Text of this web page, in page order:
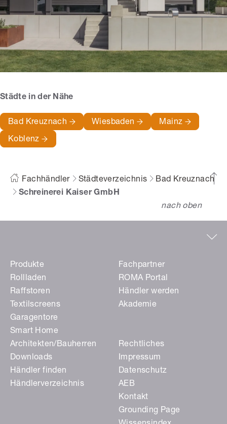
Städte in der Nähe
Bad Kreuznach Wiesbaden Mainz
Koblenz
Fachhändler Städteverzeichnis
Bad Kreuznach
Schreinerei Kaiser GmbH
nach oben
Produkte
Rollladen
Raffstoren
Textilscreens
Garagentore
Smart Home
Fachpartner
ROMA Portal
Händler werden
Akademie
Architekten/Bauherren
Downloads
Händler finden
Händlerverzeichnis
Rechtliches
Impressum
Datenschutz
AEB
Kontakt
Grounding Page